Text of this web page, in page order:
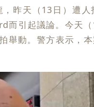
昨天（13日）遭
而引起議論。今天
舉動。警方表示，